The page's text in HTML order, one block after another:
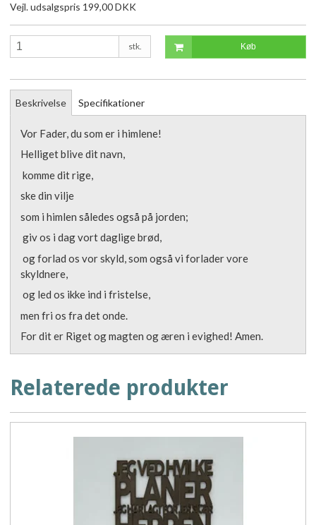
Vejl. udsalgspris 199,00 DKK
stk. Køb
Beskrivelse Specifikationer
Vor Fader, du som er i himlene!
Helliget blive dit navn,
komme dit rige,
ske din vilje
som i himlen således også på jorden;
giv os i dag vort daglige brød,
og forlad os vor skyld, som også vi forlader vore
skyldnere,
og led os ikke ind i fristelse,
men fri os fra det onde.
For dit er Riget og magten og æren i evighed! Amen.
Relaterede produkter